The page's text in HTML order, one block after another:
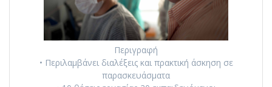
Περιγραφή
• Περιλαμβάνει διαλέξεις και πρακτική άσκηση σε
παρασκευάσματα